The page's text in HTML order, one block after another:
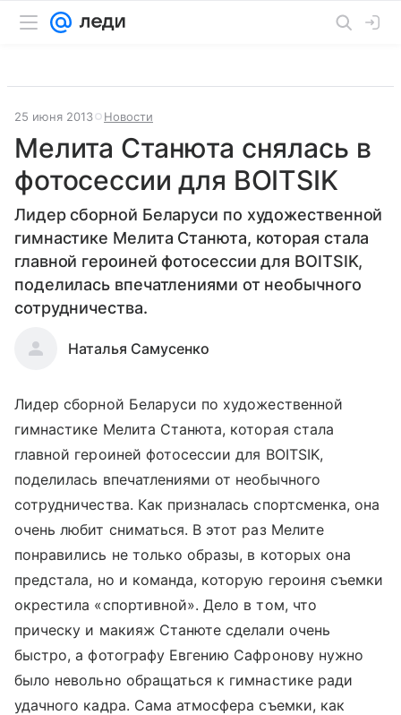
25 июня 2013 Новости
Мелита Станюта снялась в
фотосессии для BOITSIK
Лидер сборной Беларуси по художественной
гимнастике Мелита Станюта, которая стала
главной героиней фотосессии для BOITSIK,
поделилась впечатлениями от необычного
сотрудничества.
Наталья Самусенко
Лидер сборной Беларуси по художественной
гимнастике Мелита Станюта, которая стала
главной героиней фотосессии для BOITSIK,
поделилась впечатлениями от необычного
сотрудничества. Как призналась спортсменка, она
очень любит сниматься. В этот раз Мелите
понравились не только образы, в которых она
предстала, но и команда, которую героиня съемки
окрестила «спортивной». Дело в том, что
прическу и макияж Станюте сделали очень
быстро, а фотографу Евгению Сафронову нужно
было невольно обращаться к гимнастике ради
удачного кадра. Сама атмосфера съемки, как